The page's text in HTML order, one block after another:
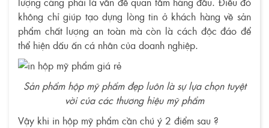
không chỉ giúp tạo dựng lòng tin ở khách hàng về sản
phẩm chất lượng an toàn mà còn là cách độc đáo để
thể hiện dấu ấn cá nhân của doanh nghiệp.
Sản phẩm hộp mỹ phẩm đẹp luôn là sự lựa chọn tuyệt
vời của các thương hiệu mỹ phẩm
Vậy khi in hộp mỹ phẩm cần chú ý 2 điểm sau ?